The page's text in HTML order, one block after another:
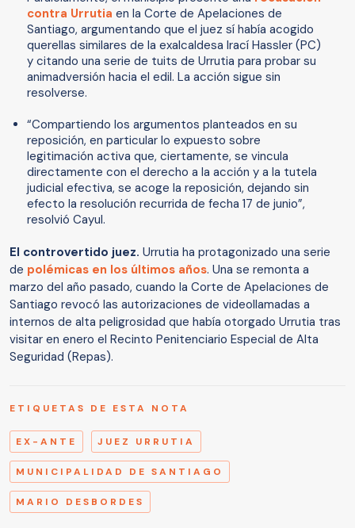
contra Urrutia en la Corte de Apelaciones de
Santiago, argumentando que el juez sí había acogido
querellas similares de la exalcaldesa Irací Hassler (PC)
y citando una serie de tuits de Urrutia para probar su
animadversión hacia el edil. La acción sigue sin
resolverse.
“Compartiendo los argumentos planteados en su
reposición, en particular lo expuesto sobre
legitimación activa que, ciertamente, se vincula
directamente con el derecho a la acción y a la tutela
judicial efectiva, se acoge la reposición, dejando sin
efecto la resolución recurrida de fecha 17 de junio”,
resolvió Cayul.
El controvertido juez. Urrutia ha protagonizado una serie
de polémicas en los últimos años. Una se remonta a
marzo del año pasado, cuando la Corte de Apelaciones de
Santiago revocó las autorizaciones de videollamadas a
internos de alta peligrosidad que había otorgado Urrutia tras
visitar en enero el Recinto Penitenciario Especial de Alta
Seguridad (Repas).
ETIQUETAS DE ESTA NOTA
EX-ANTE JUEZ URRUTIA
MUNICIPALIDAD DE SANTIAGO
MARIO DESBORDES